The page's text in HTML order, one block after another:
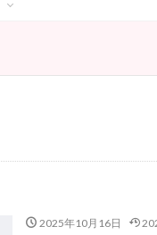
2025年10月16日